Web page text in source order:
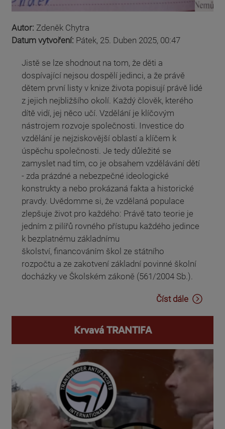
Autor: Zdeněk Chytra
Datum vytvoření: Pátek, 25. Duben 2025, 00:47
Jistě se lze shodnout na tom, že děti a
dospívající nejsou dospělí jedinci, a že právě
dětem první listy v knize života popisují právě lidé
z jejich nejbližšího okolí. Každý člověk, kterého
dítě vidí, jej něco učí. Vzdělání je klíčovým
nástrojem rozvoje společnosti. Investice do
vzdělání je nejziskovější oblastí a klíčem k
úspěchu společnosti. Je tedy důležité se
zamyslet nad tím, co je obsahem vzdělávání dětí
- zda prázdné a nebezpečné ideologické
konstrukty a nebo prokázaná fakta a historické
pravdy. Uvědomme si, že vzdělaná populace
zlepšuje život pro každého: Právě tato teorie je
jedním z pilířů rovného přístupu každého jedince
k bezplatnému základnímu
školství, financováním škol ze státního
rozpočtu a ze zakotvení základní povinné školní
docházky ve Školském zákoně (561/2004 Sb.).
Číst dále
Krvavá TRANTIFA